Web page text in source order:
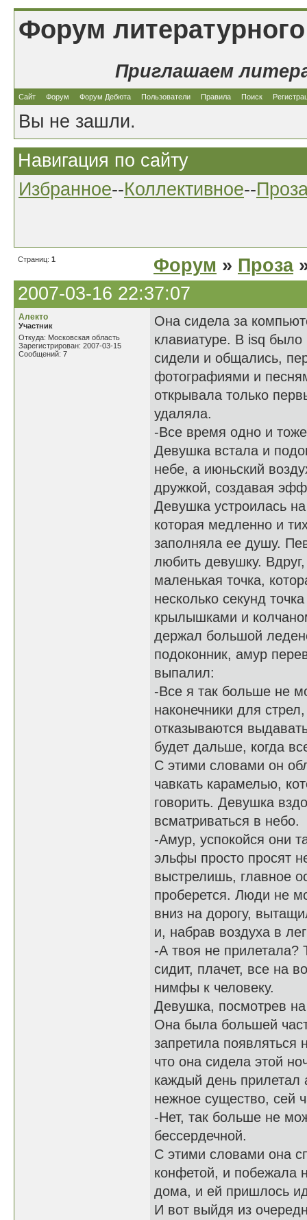
Форум
Приглашаем
Сайт Форум Форум Дебюта Пользователи Правила Поиск
Вы не зашли.
Навигация по сайту
Избранное--Коллективное--
Страниц: 1 Форум » Проза
2007-03-16 22:37:07
Алекто
Участник
Откуда: Московская область
Зарегистрирован: 2007-03-15
Сообщений: 7
Она сидела за
клавиатуре. В isq
сидели и общались,
фотографиями и
открывала только
удаляла.
-Все время одно и
Девушка встала и
небе, а июньский
дружкой, создавая
Девушка устроилась
которая медленно и
заполняла ее душу.
любить девушку.
маленькая точка,
несколько секунд
крылышками и
держал большой
подоконник, амур
выпалил:
-Все я так больше не
наконечники для
отказываются
будет дальше, когда
С этими словами он
чавкать карамелью,
говорить. Девушка
всматриваться в небо.
-Амур, успокойся они
эльфы просто просят
выстрелишь, главное
проберется. Люди не
вниз на дорогу,
и, набрав воздуха в
-А твоя не прилетала?
сидит, плачет, все на
нимфы к человеку.
Девушка, посмотрев
Она была большей
запретила появляться
что она сидела этой
каждый день прилетал
нежное существо, сей
-Нет, так больше не
бессердечной.
С этими словами она
конфетой, и побежала
дома, и ей пришлось
И вот выйдя из